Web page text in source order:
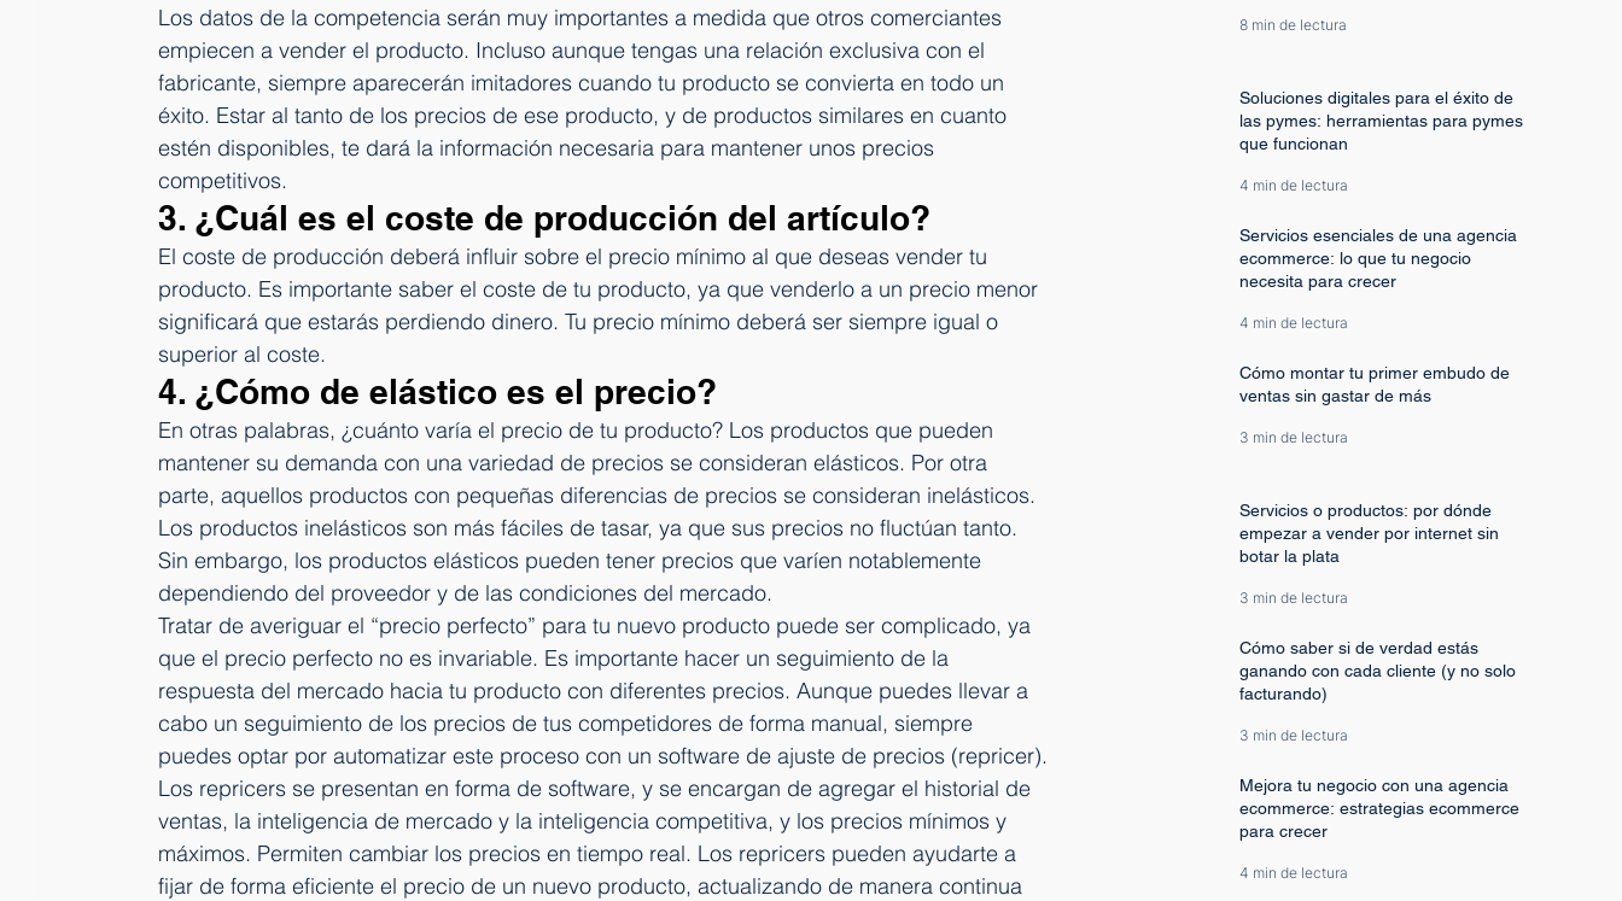
Los datos de la competencia serán muy importantes a medida que otros comerciantes
empiecen a vender el producto. Incluso aunque tengas una relación exclusiva con el
fabricante, siempre aparecerán imitadores cuando tu producto se convierta en todo un
éxito. Estar al tanto de los precios de ese producto, y de productos similares en cuanto
estén disponibles, te dará la información necesaria para mantener unos precios
competitivos.
3. ¿Cuál es el coste de producción del artículo?
El coste de producción deberá influir sobre el precio mínimo al que deseas vender tu
producto. Es importante saber el coste de tu producto, ya que venderlo a un precio menor
significará que estarás perdiendo dinero. Tu precio mínimo deberá ser siempre igual o
superior al coste.
4. ¿Cómo de elástico es el precio?
En otras palabras, ¿cuánto varía el precio de tu producto? Los productos que pueden
mantener su demanda con una variedad de precios se consideran elásticos. Por otra
parte, aquellos productos con pequeñas diferencias de precios se consideran inelásticos.
Los productos inelásticos son más fáciles de tasar, ya que sus precios no fluctúan tanto.
Sin embargo, los productos elásticos pueden tener precios que varíen notablemente
dependiendo del proveedor y de las condiciones del mercado.
Tratar de averiguar el “precio perfecto” para tu nuevo producto puede ser complicado, ya
que el precio perfecto no es invariable. Es importante hacer un seguimiento de la
respuesta del mercado hacia tu producto con diferentes precios. Aunque puedes llevar a
cabo un seguimiento de los precios de tus competidores de forma manual, siempre
puedes optar por automatizar este proceso con un software de ajuste de precios (repricer).
Los repricers se presentan en forma de software, y se encargan de agregar el historial de
ventas, la inteligencia de mercado y la inteligencia competitiva, y los precios mínimos y
máximos. Permiten cambiar los precios en tiempo real. Los repricers pueden ayudarte a
fijar de forma eficiente el precio de un nuevo producto, actualizando de manera continua
8 min de lectura
Soluciones digitales para el éxito de
las pymes: herramientas para pymes
que funcionan
4 min de lectura
Servicios esenciales de una agencia
ecommerce: lo que tu negocio
necesita para crecer
4 min de lectura
Cómo montar tu primer embudo de
ventas sin gastar de más
3 min de lectura
Servicios o productos: por dónde
empezar a vender por internet sin
botar la plata
3 min de lectura
Cómo saber si de verdad estás
ganando con cada cliente (y no solo
facturando)
3 min de lectura
Mejora tu negocio con una agencia
ecommerce: estrategias ecommerce
para crecer
4 min de lectura